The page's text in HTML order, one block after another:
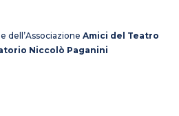
dell’Associazione Amici del Teatro
Niccolò Paganini